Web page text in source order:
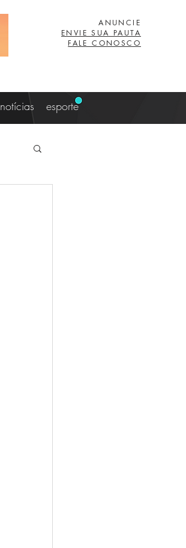
ANUNCIE
ENVIE SUA PAUTA
FALE CONOSCO
notícias esporte